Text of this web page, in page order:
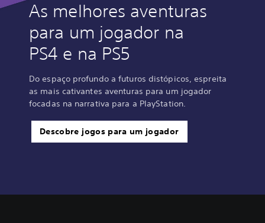
As melhores aventuras
para um jogador na
PS4 e na PS5
Do espaço profundo a futuros distópicos, espreita
as mais cativantes aventuras para um jogador
focadas na narrativa para a PlayStation.
Descobre jogos para um jogador